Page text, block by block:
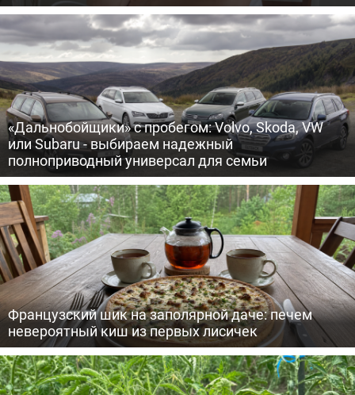
«Дальнобойщики» с пробегом: Volvo, Skoda, VW
или Subaru - выбираем надежный
полноприводный универсал для семьи
Французский шик на заполярной даче: печем
невероятный киш из первых лисичек